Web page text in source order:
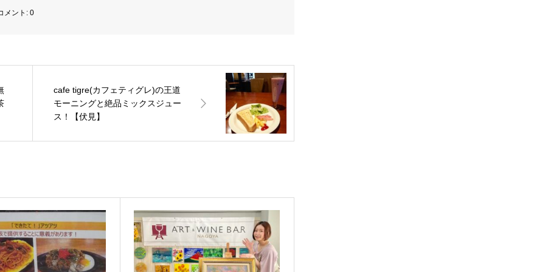
メント: 0
cafe tigre(カフェティグレ)の王道
モーニングと絶品ミックスジュー
ス！【伏見】